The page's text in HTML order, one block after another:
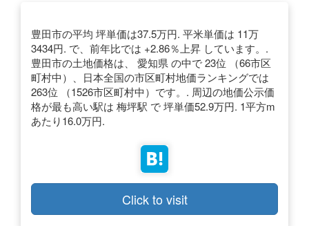
豊田市の平均 坪単価は37.5万円. 平米単価は 11万
3434円. で、前年比では +2.86％上昇 しています。.
豊田市の土地価格は、 愛知県 の中で 23位 （66市区
町村中）、日本全国の市区町村地価ランキングでは
263位 （1526市区町村中）です。. 周辺の地価公示価
格が最も高い駅は 梅坪駅 で 坪単価52.9万円. 1平方m
あたり16.0万円.
Click to visit